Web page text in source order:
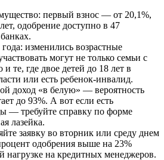
первый взнос — от 20,1%,
одобрение доступно в 47
изменились возрастные
могут не только семьи с
и те, где двое детей до 18 лет в
или есть ребенок-инвалид.
доход «в белую» — вероятность
до 93%. А вот если есть
— требуйте справку по форме
лазейка.
заявку во вторник или среду днем
одобрения выше на 23%
нагрузке на кредитных менеджеров.